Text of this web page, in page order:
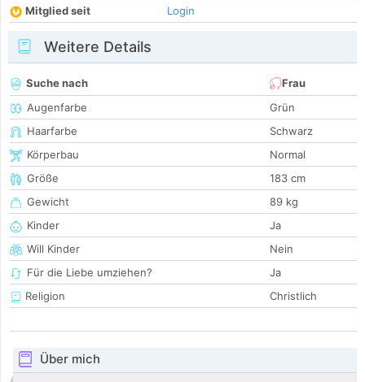
Mitglied seit
Login
Weitere Details
Suche nach
Frau
Augenfarbe
Grün
Haarfarbe
Schwarz
Körperbau
Normal
Größe
183 cm
Gewicht
89 kg
Kinder
Ja
Will Kinder
Nein
Für die Liebe umziehen?
Ja
Religion
Christlich
Über mich